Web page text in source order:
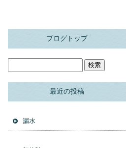
ブログトップ
最近の投稿
漏水